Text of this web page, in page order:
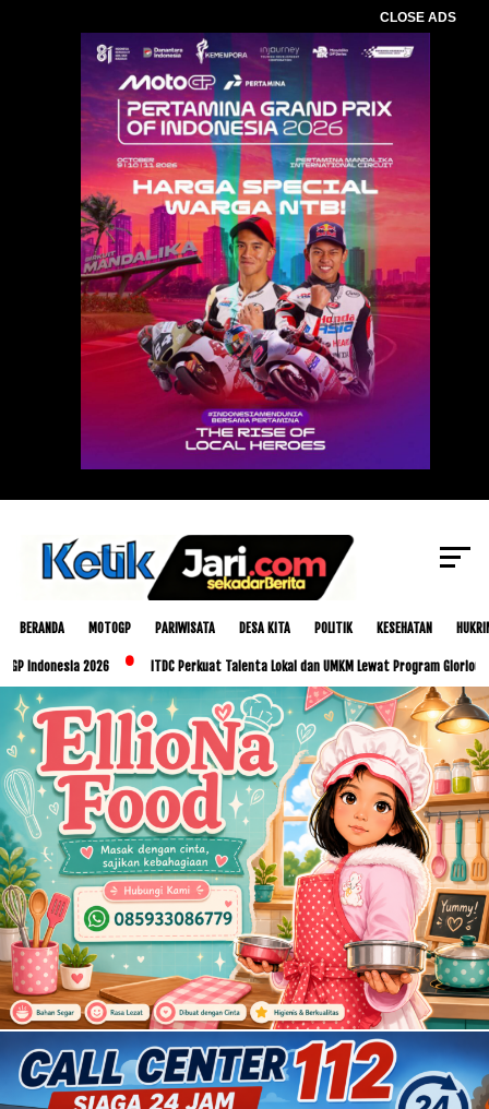
CLOSE ADS
BERANDA MOTOGP PARIWISATA DESA KITA POLITIK KESEHATAN
2026 ITDC Perkuat Talenta Lokal dan UMKM Lewat Program Glorious Golo Mori